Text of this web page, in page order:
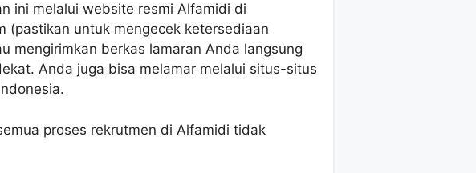
ini melalui website resmi Alfamidi di
(pastikan untuk mengecek ketersediaan
mengirimkan berkas lamaran Anda langsung
Anda juga bisa melamar melalui situs-situs
proses rekrutmen di Alfamidi tidak